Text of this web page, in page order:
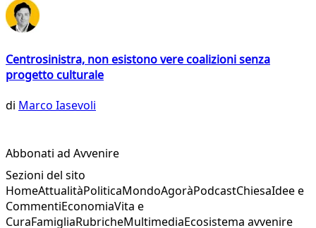
Centrosinistra, non esistono vere coalizioni senza
progetto culturale
di Marco Iasevoli
Abbonati ad Avvenire
Sezioni del sito
HomeAttualitàPoliticaMondoAgoràPodcastChiesaIdee e
CommentiEconomiaVita e
CuraFamigliaRubricheMultimediaEcosistema avvenire